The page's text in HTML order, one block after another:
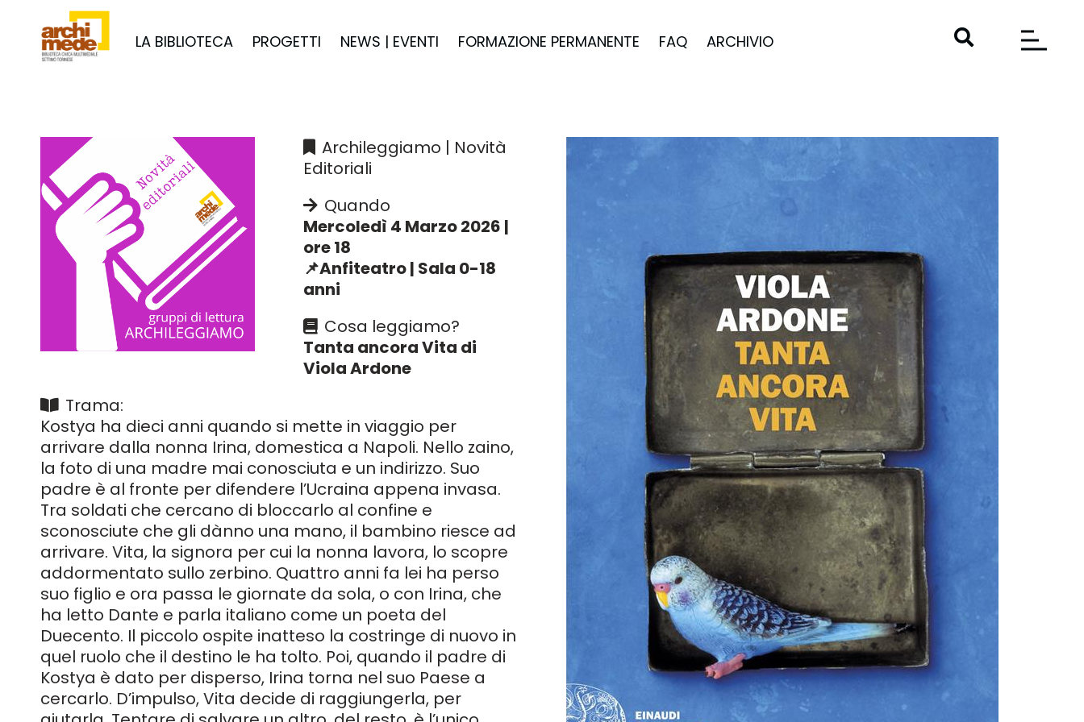
LA BIBLIOTECA PROGETTI NEWS | EVENTI FORMAZIONE PERMANENTE FAQ ARCHIVIO
Archileggiamo | Novità
Editoriali
Quando
Mercoledì 4 Marzo 2026 |
ore 18
📌Anfiteatro | Sala 0-18
anni
Cosa leggiamo?
Tanta ancora Vita di
Viola Ardone
Trama:
Kostya ha dieci anni quando si mette in viaggio per
arrivare dalla nonna Irina, domestica a Napoli. Nello zaino,
la foto di una madre mai conosciuta e un indirizzo. Suo
padre è al fronte per difendere l’Ucraina appena invasa.
Tra soldati che cercano di bloccarlo al confine e
sconosciute che gli dànno una mano, il bambino riesce ad
arrivare. Vita, la signora per cui la nonna lavora, lo scopre
addormentato sullo zerbino. Quattro anni fa lei ha perso
suo figlio e ora passa le giornate da sola, o con Irina, che
ha letto Dante e parla italiano come un poeta del
Duecento. Il piccolo ospite inatteso la costringe di nuovo in
quel ruolo che il destino le ha tolto. Poi, quando il padre di
Kostya è dato per disperso, Irina torna nel suo Paese a
cercarlo. D’impulso, Vita decide di raggiungerla, per